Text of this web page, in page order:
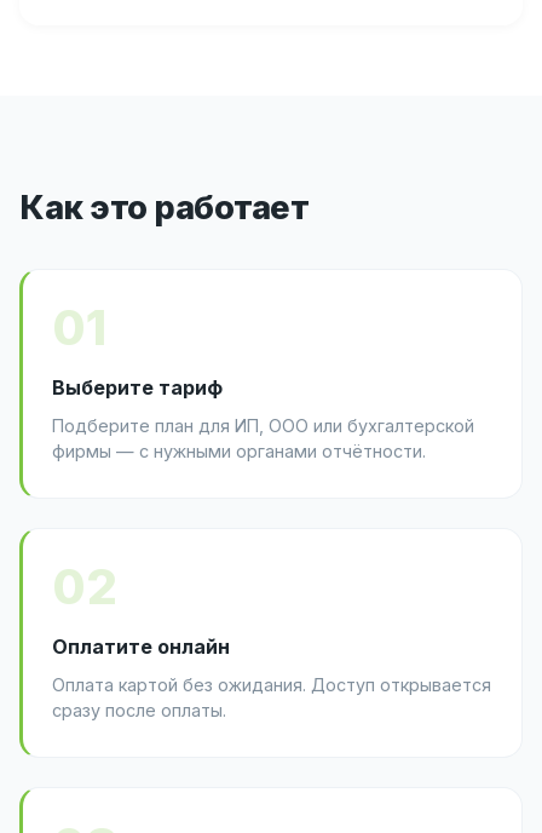
Как это работает
01
Выберите тариф
Подберите план для ИП, ООО или бухгалтерской
фирмы — с нужными органами отчётности.
02
Оплатите онлайн
Оплата картой без ожидания. Доступ открывается
сразу после оплаты.